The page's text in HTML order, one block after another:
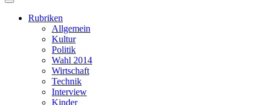
Suchfeld
ein-/ausblenden
Rubriken
Allgemein
Kultur
Politik
Wahl 2014
Wirtschaft
Technik
Interview
Kinder